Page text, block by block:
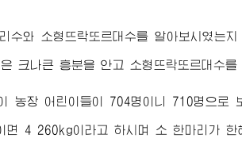
수와 소형뜨락또르대수를 알아보시였는
은 크나큰 흥분을 안고 소형뜨락또르대수를
농장 어린이들이 704명이니 710명으로
4 260kg이라고 하시며 소 한마리가 한